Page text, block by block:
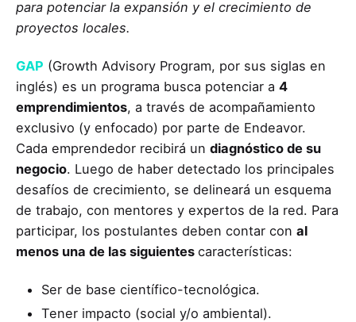
para potenciar la expansión y el crecimiento de
proyectos locales.
GAP (Growth Advisory Program, por sus siglas en
inglés) es un programa busca potenciar a 4
emprendimientos, a través de acompañamiento
exclusivo (y enfocado) por parte de Endeavor.
Cada emprendedor recibirá un diagnóstico de su
negocio. Luego de haber detectado los principales
desafíos de crecimiento, se delineará un esquema
de trabajo, con mentores y expertos de la red. Para
participar, los postulantes deben contar con al
menos una de las siguientes características:
Ser de base científico-tecnológica.
Tener impacto (social y/o ambiental).